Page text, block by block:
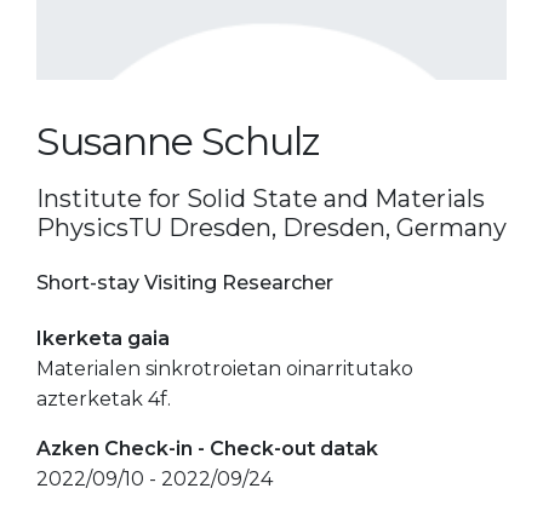
Susanne Schulz
Institute for Solid State and Materials
PhysicsTU Dresden, Dresden, Germany
Short-stay Visiting Researcher
Ikerketa gaia
Materialen sinkrotroietan oinarritutako
azterketak 4f.
Azken Check-in - Check-out datak
2022/09/10 - 2022/09/24